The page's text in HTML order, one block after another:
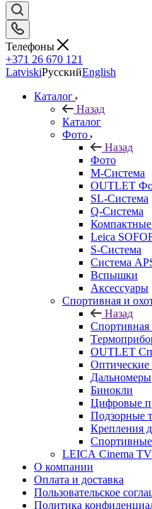
Телефоны
+371 26 670 121
LatviskiРусскийEnglish
Каталог
Назад
Каталог
Фото
Назад
Фото
M-Система
OUTLET
SL-Система
Q-Cистема
Leica
S-Система
Система
Вспышки
Аксессуары
Спортивная и
Назад
Спортивная
OUTLET
Дальномеры
Бинокли
Цифровые
Подзорные
Крепления
LEICA Cinema TV
О компании
Оплата и доставка
Пользовательское
Политика